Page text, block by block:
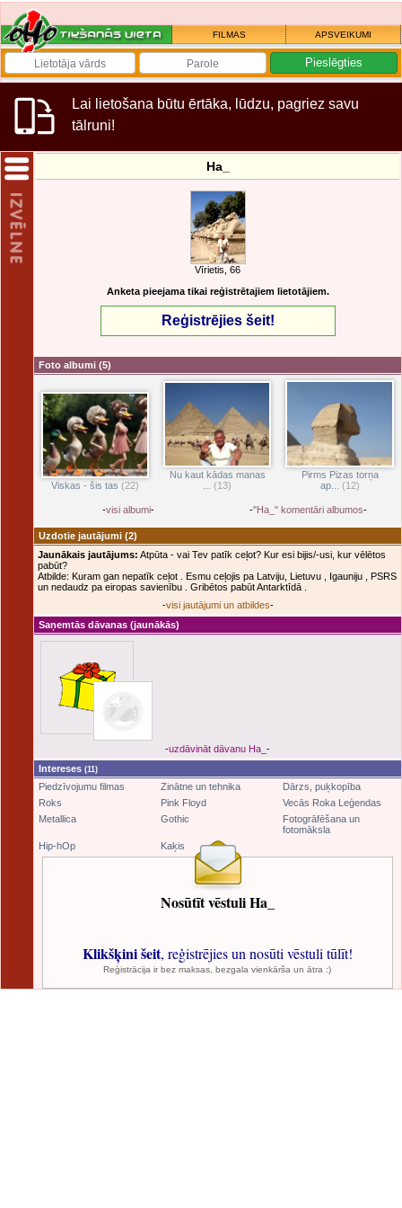
FILMAS APSVEIKUMI
Lai lietošana būtu ērtāka, lūdzu, pagriez savu
tālruni!
Ha_
Vīrietis, 66
Anketa pieejama tikai reģistrētajiem lietotājiem.
Reģistrējies šeit!
Foto albumi (5)
Viskas - šis tas (22)
Nu kaut kādas manas
(13)
Pirms Pizas torņa
ap...
(12)
-visi albumi- -"Ha_" komentāri albumos-
Uzdotie jautājumi (2)
Jaunākais jautājums: Atpūta - vai Tev patīk ceļot? Kur esi bijis/-usi, kur vēlētos
pabūt?
Atbilde: Kuram gan nepatīk ceļot . Esmu ceļojis pa Latviju, Lietuvu , Igauniju , PSRS
un nedaudz pa eiropas savienību . Gribētos pabūt Antarktīdā .
-visi jautājumi un atbildes-
Saņemtās dāvanas (jaunākās)
-uzdāvināt dāvanu Ha_ -
Intereses (11)
Piedzīvojumu filmas Zinātne un tehnika
Dārzs, puķkopība
Roks
Pink Floyd
Vecās Roka Leģendas
Metallica
Gothic
Fotogrāfēšana un
fotomāksla
Hip-hOp
Kaķis
Nosūtīt vēstuli Ha_
Klikšķini šeit, reģistrējies un nosūti vēstuli tūlīt!
Reģistrācija ir bez maksas, bezgala vienkārša un ātra :)